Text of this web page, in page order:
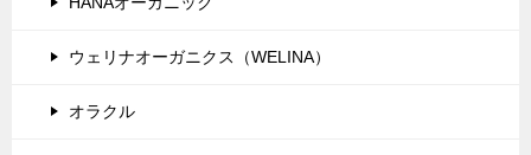
ウェリナオーガニクス（WELINA）
オラクル